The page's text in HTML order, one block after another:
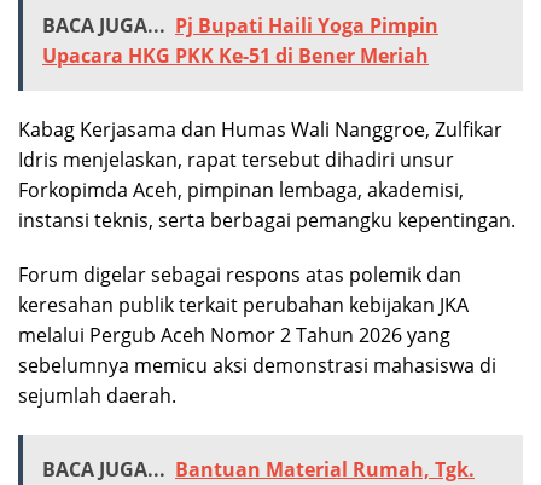
BACA JUGA... Pj Bupati Haili Yoga Pimpin
Upacara HKG PKK Ke-51 di Bener Meriah
Kabag Kerjasama dan Humas Wali Nanggroe, Zulfikar
Idris menjelaskan, rapat tersebut dihadiri unsur
Forkopimda Aceh, pimpinan lembaga, akademisi,
instansi teknis, serta berbagai pemangku kepentingan.
Forum digelar sebagai respons atas polemik dan
keresahan publik terkait perubahan kebijakan JKA
melalui Pergub Aceh Nomor 2 Tahun 2026 yang
sebelumnya memicu aksi demonstrasi mahasiswa di
sejumlah daerah.
BACA JUGA... Bantuan Material Rumah, Tgk.